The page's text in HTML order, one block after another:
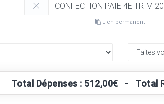
Lien permanent
Total Dépenses : 512,00€ - Total